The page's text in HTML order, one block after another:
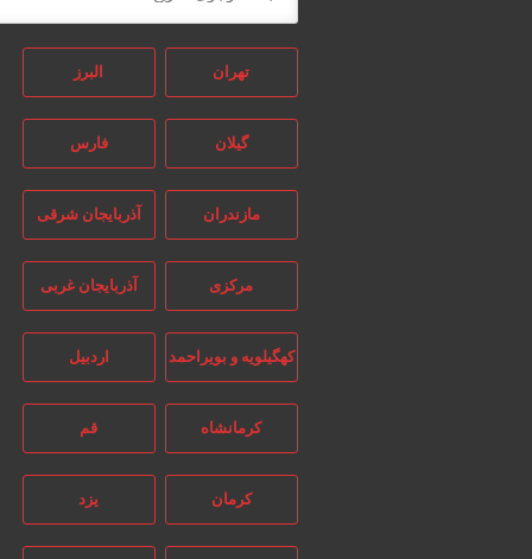
تهران البرز
گیلان فارس
مازندران آذربایجان شرقی
مرکزی آذربایجان غربی
کهگیلویه و بویراحمد اردبیل
کرمانشاه
کرمان